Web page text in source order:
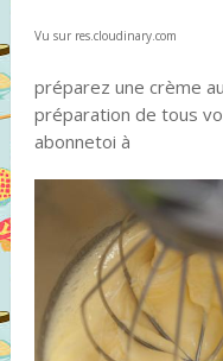
Vu sur res.cloudinary.com
préparez une crème au
préparation de tous
abonnetoi à